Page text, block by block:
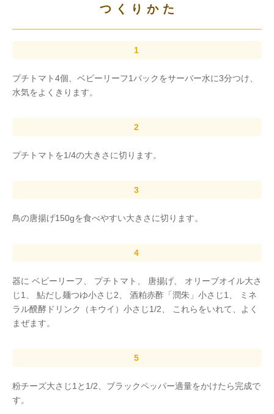
つくりかた
プチトマト4個、ベビーリーフ1パックをサーバー水に3分つけ、
水気をよくきります。
プチトマトを1/4の大きさに切ります。
鳥の唐揚げ150gを食べやすい大きさに切ります。
器に ベビーリーフ、 プチトマト、 唐揚げ、 オリーブオイル大さ
じ1、 鮎だし麺つゆ小さじ2、 酒粕赤酢「潤朱」小さじ1、 ミネ
ラル醗酵ドリンク（キウイ）小さじ1/2、 これらをいれて、よく
まぜます。
粉チーズ大さじ1と1/2、ブラックペッパー適量をかけたら完成で
す。